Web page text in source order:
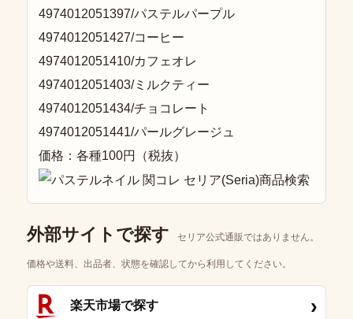
4974012051397/パステルパープル
4974012051427/コーヒー
4974012051410/カフェオレ
4974012051403/ミルクティー
4974012051434/チョコレート
4974012051441/パールグレージュ
価格：各種100円（税抜）
外部サイトで探す セリア公式通販ではありません。
価格や送料、出品者、状態を確認してから利用してください。
楽天市場で探す ›